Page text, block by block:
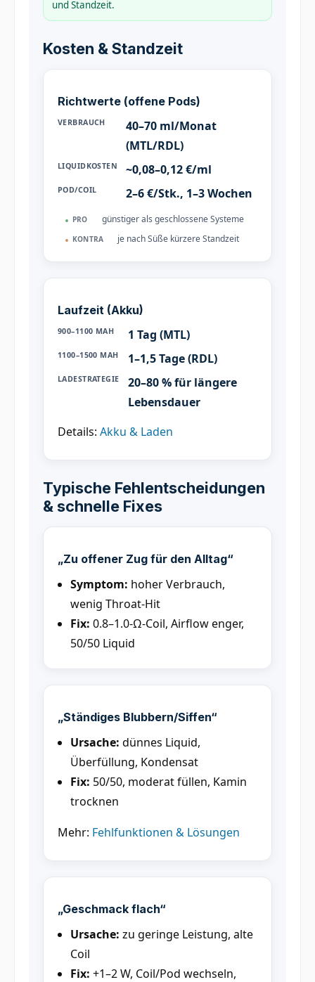
und Standzeit.
Kosten & Standzeit
Richtwerte (offene Pods)
VERBRAUCH
40–70 ml/Monat
(MTL/RDL)
LIQUIDKOSTEN ~0,08–0,12 €/ml
POD/COIL 2–6 €/Stk., 1–3 Wochen
PRO günstiger als geschlossene Systeme
KONTRA je nach Süße kürzere Standzeit
Laufzeit (Akku)
900–1100 MAH 1 Tag (MTL)
1100–1500 MAH 1–1,5 Tage (RDL)
LADESTRATEGIE
20–80 % für längere
Lebensdauer
Details: Akku & Laden
Typische Fehlentscheidungen
& schnelle Fixes
„Zu offener Zug für den Alltag“
Symptom: hoher Verbrauch,
wenig Throat-Hit
Fix: 0.8–1.0-Ω-Coil, Airflow enger,
50/50 Liquid
„Ständiges Blubbern/Siffen“
Ursache: dünnes Liquid,
Überfüllung, Kondensat
Fix: 50/50, moderat füllen, Kamin
trocknen
Mehr: Fehlfunktionen & Lösungen
„Geschmack flach“
Ursache: zu geringe Leistung, alte
Coil
Fix: +1–2 W, Coil/Pod wechseln,